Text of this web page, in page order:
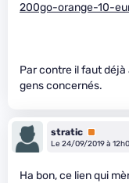
200go-orange-10-
Par contre il faut
gens concernés.
stratic Premium
Le 24/09/2019 à
Ha bon, ce lien qui